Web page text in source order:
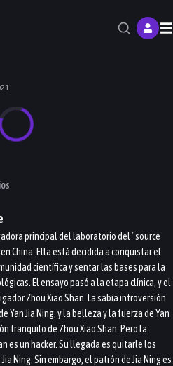
principal del laboratorio del "source
China. Ella está decidida a conquistar el
científica y sentar las bases para la
El ensayo pasó a la etapa clínica, y el
Zhou Xiao Shan. La sabia introversión
Yan Jia Ning, y la belleza y la fuerza de Yan
tranquilo de Zhou Xiao Shan. Pero la
es un hacker. Su llegada es quitarle los
Ning. Sin embargo, el patrón de Jia Ning es